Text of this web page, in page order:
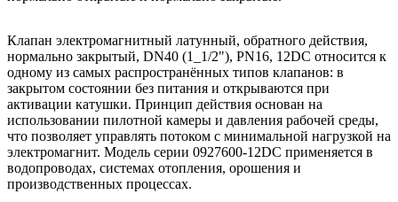
Клапан электромагнитный латунный, обратного действия,
нормально закрытый, DN40 (1_1/2"), PN16, 12DC относится к
одному из самых распространённых типов клапанов: в
закрытом состоянии без питания и открываются при
активации катушки. Принцип действия основан на
использовании пилотной камеры и давления рабочей среды,
что позволяет управлять потоком с минимальной нагрузкой на
электромагнит. Модель серии 0927600-12DC применяется в
водопроводах, системах отопления, орошения и
производственных процессах.